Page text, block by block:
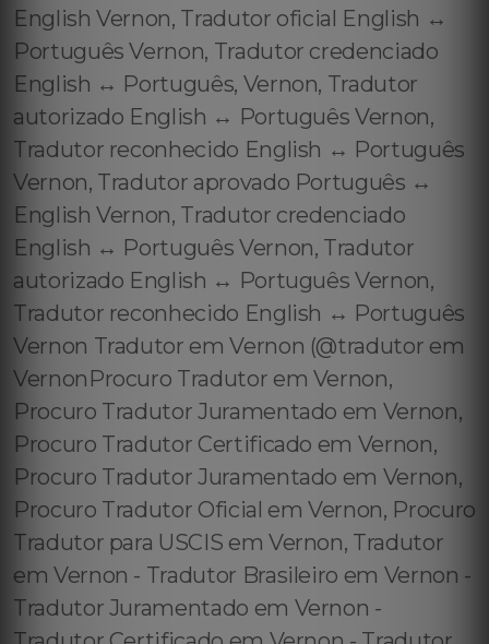
English Vernon, Tradutor oficial English ↔️
Português Vernon, Tradutor credenciado
English ↔️ Português, Vernon, Tradutor
autorizado English ↔️ Português Vernon,
Tradutor reconhecido English ↔️ Português
Vernon, Tradutor aprovado Português ↔️
English Vernon, Tradutor credenciado
English ↔️ Português Vernon, Tradutor
autorizado English ↔️ Português Vernon,
Tradutor reconhecido English ↔️ Português
Vernon Tradutor em Vernon (@tradutor em
VernonProcuro Tradutor em Vernon,
Procuro Tradutor Juramentado em Vernon,
Procuro Tradutor Certificado em Vernon,
Procuro Tradutor Juramentado em Vernon,
Procuro Tradutor Oficial em Vernon, Procuro
Tradutor para USCIS em Vernon, Tradutor
em Vernon - Tradutor Brasileiro em Vernon -
Tradutor Juramentado em Vernon -